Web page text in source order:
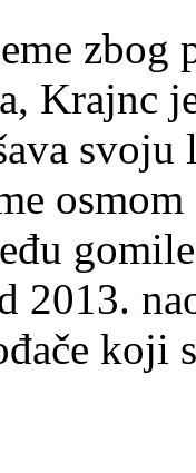
zbog
Krajnc
2013.
koji